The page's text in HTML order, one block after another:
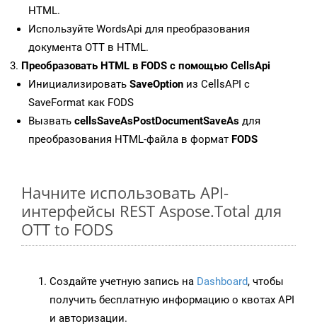
HTML.
Используйте WordsApi для преобразования
документа OTT в HTML.
Преобразовать HTML в FODS с помощью CellsApi
Инициализировать SaveOption из CellsAPI с
SaveFormat как FODS
Вызвать cellsSaveAsPostDocumentSaveAs для
преобразования HTML-файла в формат FODS
Начните использовать API-
интерфейсы REST Aspose.Total для
OTT to FODS
Создайте учетную запись на Dashboard, чтобы
получить бесплатную информацию о квотах API
и авторизации.